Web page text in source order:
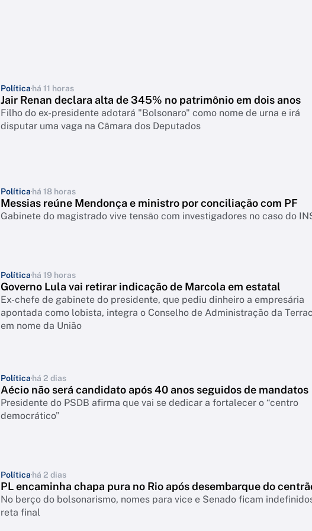
Política há 11 horas
Jair Renan declara alta de 345% no patrimônio em dois anos
Filho do ex-presidente adotará "Bolsonaro" como nome de urna e irá
disputar uma vaga na Câmara dos Deputados
Política há 18 horas
Messias reúne Mendonça e ministro por conciliação com PF
Gabinete do magistrado vive tensão com investigadores no caso do
Política há 19 horas
Governo Lula vai retirar indicação de Marcola em estatal
Ex-chefe de gabinete do presidente, que pediu dinheiro a empresária
apontada como lobista, integra o Conselho de Administração da
em nome da União
Política há 2 dias
Aécio não será candidato após 40 anos seguidos de mandatos
Presidente do PSDB afirma que vai se dedicar a fortalecer o “centro
democrático”
Política há 2 dias
PL encaminha chapa pura no Rio após desembarque do
No berço do bolsonarismo, nomes para vice e Senado ficam
reta final